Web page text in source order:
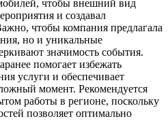
чтобы внешний вид
и создавал
чтобы компания предлагала
но и уникальные
значимость события.
помогает избежать
услуги и обеспечивает
момент. Рекомендуется
работы в регионе, поскольку
позволяет оптимально